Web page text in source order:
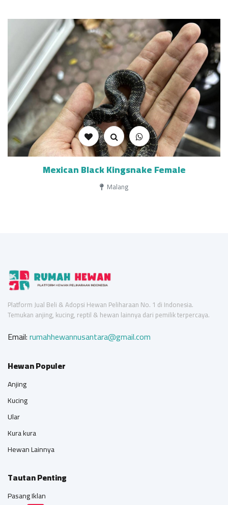
Mexican Black Kingsnake Female
Malang
Platform Jual Beli & Adopsi Hewan Peliharaan No. 1 di Indonesia.
Temukan anjing, kucing, reptil & hewan lainnya dari pemilik terpercaya.
Email:rumahhewannusantara@gmail.com
Hewan Populer
Anjing
Kucing
Ular
Kura kura
Hewan Lainnya
Tautan Penting
Pasang Iklan